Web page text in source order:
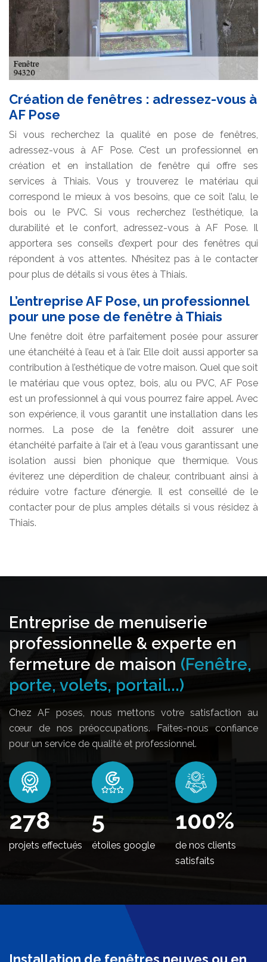
Création de fenêtres : adressez-vous à
AF Pose
Si vous recherchez la qualité en pose de fenêtres,
adressez-vous à AF Pose. C’est un professionnel en
création et en installation de fenêtre qui offre ses
services à Thiais. Vous y trouverez le matériau qui
correspond le mieux à vos besoins, que ce soit l’alu, le
bois ou le PVC. Si vous recherchez l’esthétique, la
durabilité et le confort, adressez-vous à AF Pose. Il
apportera ses conseils d’expert pour des fenêtres qui
répondent à vos attentes. N’hésitez pas à le contacter
pour plus de détails si vous êtes à Thiais.
L’entreprise AF Pose, un professionnel
pour une pose de fenêtre à Thiais
Une fenêtre doit être parfaitement posée pour assurer
une étanchéité à l’eau et à l’air. Elle doit aussi apporter sa
contribution à l’esthétique de votre maison. Quel que soit
le matériau que vous optez, bois, alu ou PVC, AF Pose
est un professionnel à qui vous pourrez faire appel. Avec
son expérience, il vous garantit une installation dans les
normes. La pose de la fenêtre doit assurer une
étanchéité parfaite à l’air et à l’eau vous garantissant une
isolation aussi bien phonique que thermique. Vous
éviterez une déperdition de chaleur, contribuant ainsi à
réduire votre facture d’énergie. Il est conseillé de le
contacter pour de plus amples détails si vous résidez à
Thiais.
Entreprise de menuiserie
professionnelle & experte en
fermeture de maison (Fenêtre,
porte, volets, portail...)
Chez AF poses, nous mettons votre satisfaction au
cœur de nos préoccupations. Faites-nous confiance
pour un service de qualité et professionnel.
338
projets effectués
5
étoiles google
100%
de nos clients
satisfaits